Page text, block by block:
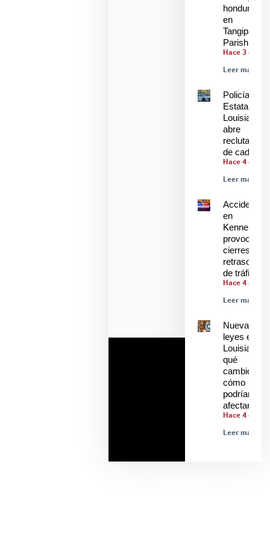
hondureños
en
Tangipahoa
Parish
Hace 3 días
Leer más »
Policía
Estatal de
Louisiana
abre
de cadetes
Hace 4 días
Leer más »
Accidente
en
Kenner
provoca
cierres y
retrasos
de tráfico
Hace 4 días
Leer más »
Nuevas
leyes en
Louisiana:
qué
cambió y
cómo
podrían
afectarle
Hace 4 días
Leer más »